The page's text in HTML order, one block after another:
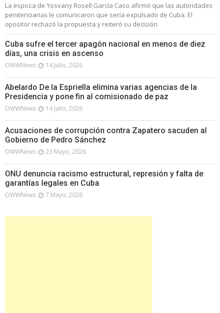
La esposa de Yosvany Rosell García Caso afirmó que las autoridades
penitenciarias le comunicaron que sería expulsado de Cuba. El
opositor rechazó la propuesta y reiteró su decisión
Cuba sufre el tercer apagón nacional en menos de diez
días, una crisis en ascenso
OWWNews 14 Julio, 2026
Abelardo De la Espriella elimina varias agencias de la
Presidencia y pone fin al comisionado de paz
OWWNews 14 Julio, 2026
Acusaciones de corrupción contra Zapatero sacuden al
Gobierno de Pedro Sánchez
OWWNews 23 Mayo, 2026
ONU denuncia racismo estructural, represión y falta de
garantías legales en Cuba
OWWNews 7 Mayo, 2026